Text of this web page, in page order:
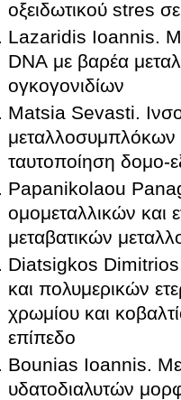
οξειδωτικού stres
Lazaridis Ioannis.
DNA με βαρέα
ογκογονιδίων
Matsia Sevasti.
μεταλλοσυμπλόκων
ταυτοποίηση δομο-
Papanikolaou
ομομεταλλικών και
μεταβατικών
Diatsigkos
και πολυμερικών
χρωμίου και
επίπεδο
Bounias Ioannis.
υδατοδιαλυτών